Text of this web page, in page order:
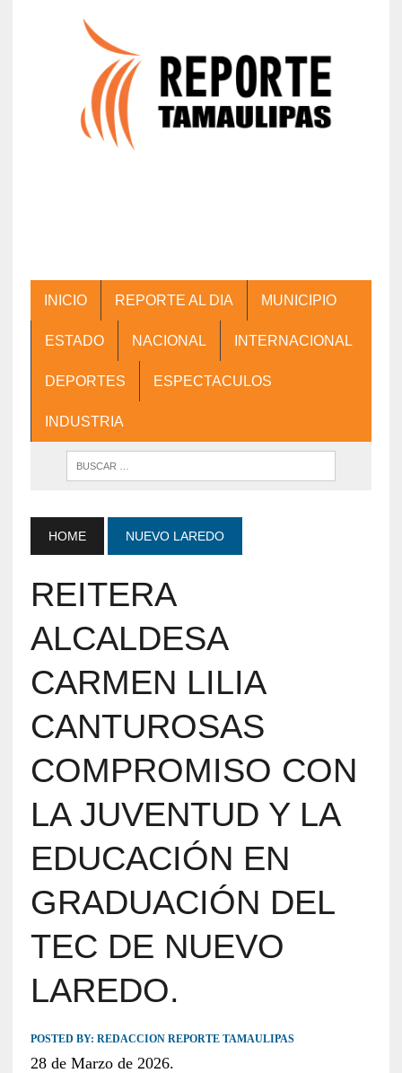
INICIO REPORTE AL DIA MUNICIPIO
ESTADO NACIONAL INTERNACIONAL
DEPORTES ESPECTACULOS
INDUSTRIA
HOME NUEVO LAREDO
REITERA
ALCALDESA
CARMEN LILIA
CANTUROSAS
COMPROMISO CON
LA JUVENTUD Y LA
EDUCACIÓN EN
GRADUACIÓN DEL
TEC DE NUEVO
LAREDO.
POSTED BY: REDACCION REPORTE TAMAULIPAS
28 de Marzo de 2026.